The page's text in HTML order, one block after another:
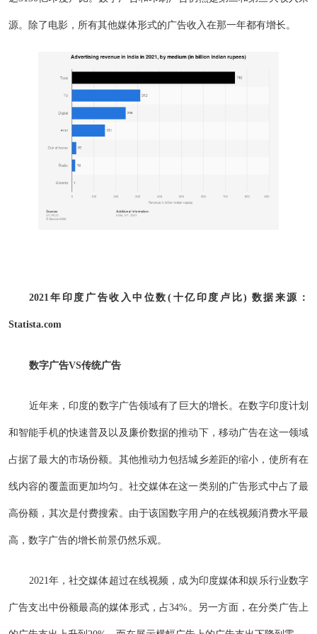
源。除了电影，所有其他媒体形式的广告收入在那一年都有增长。
2021年印度广告收入中位数(十亿印度卢比) 数据来源：
Statista.com
数字广告VS传统广告
近年来，印度的数字广告领域有了巨大的增长。在数字印度计划
和智能手机的快速普及以及廉价数据的推动下，移动广告在这一领域
占据了最大的市场份额。其他推动力包括城乡差距的缩小，使所有在
线内容的覆盖面更加均匀。社交媒体在这一类别的广告形式中占了最
高份额，其次是付费搜索。由于该国数字用户的在线视频消费水平最
高，数字广告的增长前景仍然乐观。
2021年，社交媒体超过在线视频，成为印度媒体和娱乐行业数字
广告支出中份额最高的媒体形式，占34%。另一方面，在分类广告上